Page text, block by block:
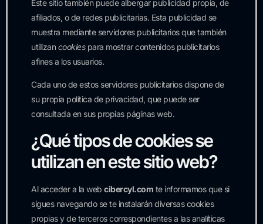
Este sitio también puede albergar publicidad propia, de
afiliados, o de redes publicitarias. Esta publicidad se
muestra mediante servidores publicitarios que también
utilizancookiespara mostrar contenidos publicitarios
afines a los usuarios.
Cada uno de estos servidores publicitarios dispone de
su propia política de privacidad, que puede ser
consultada en sus propias páginas web.
¿Qué tipos de cookies se
utilizan en este sitio web?
Al acceder a la web cibercyl.com te informamos que si
sigues navegando se te instalarán diversas cookies
propias y de terceros correspondientes a las analíticas